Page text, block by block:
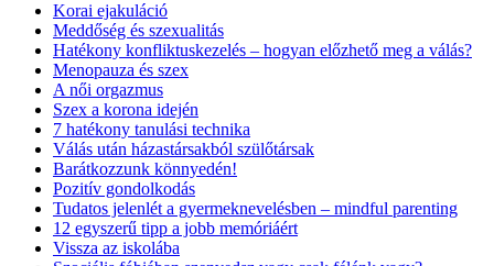
Korai ejakuláció
Meddőség és szexualitás
Hatékony konfliktuskezelés – hogyan előzhető meg a válás?
Menopauza és szex
A női orgazmus
Szex a korona idején
7 hatékony tanulási technika
Válás után házastársakból szülőtársak
Barátkozzunk könnyedén!
Pozitív gondolkodás
Tudatos jelenlét a gyermeknevelésben – mindful parenting
12 egyszerű tipp a jobb memóriáért
Vissza az iskolába